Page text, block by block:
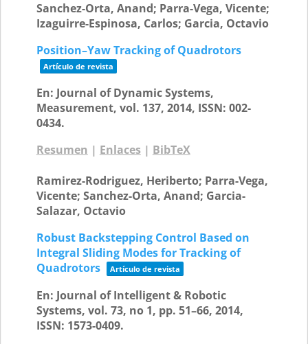
Sanchez-Orta, Anand; Parra-Vega, Vicente;
Izaguirre-Espinosa, Carlos; Garcia, Octavio
Position–Yaw Tracking of Quadrotors
Artículo de revista
En: Journal of Dynamic Systems,
Measurement, vol. 137, 2014, ISSN: 002-
0434.
Resumen | Enlaces| BibTeX
Ramirez-Rodriguez, Heriberto; Parra-Vega,
Vicente; Sanchez-Orta, Anand; Garcia-
Salazar, Octavio
Robust Backstepping Control Based on
Integral Sliding Modes for Tracking of
Quadrotors
Artículo de revista
En: Journal of Intelligent & Robotic
Systems, vol. 73, no 1, pp. 51–66, 2014,
ISSN: 1573-0409.